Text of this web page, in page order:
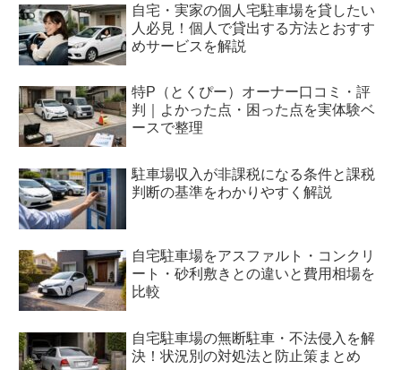
自宅・実家の個人宅駐車場を貸したい
人必見！個人で貸出する方法とおすす
めサービスを解説
特P（とくぴー）オーナー口コミ・評
判｜よかった点・困った点を実体験ベ
ースで整理
駐車場収入が非課税になる条件と課税
判断の基準をわかりやすく解説
自宅駐車場をアスファルト・コンクリ
ート・砂利敷きとの違いと費用相場を
比較
自宅駐車場の無断駐車・不法侵入を解
決！状況別の対処法と防止策まとめ